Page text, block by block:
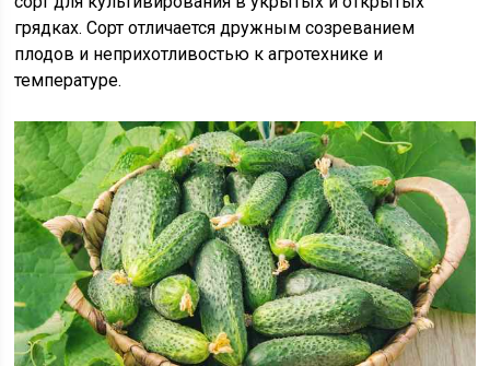
грядках. Сорт отличается дружным созреванием
плодов и неприхотливостью к агротехнике и
температуре.